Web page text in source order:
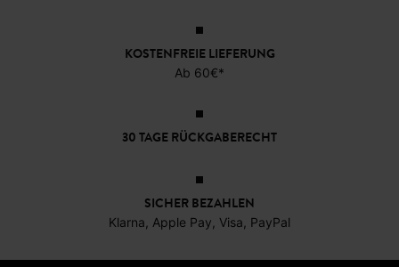
KOSTENFREIE LIEFERUNG
Ab 60€*
30 TAGE RÜCKGABERECHT
SICHER BEZAHLEN
Klarna, Apple Pay, Visa, PayPal